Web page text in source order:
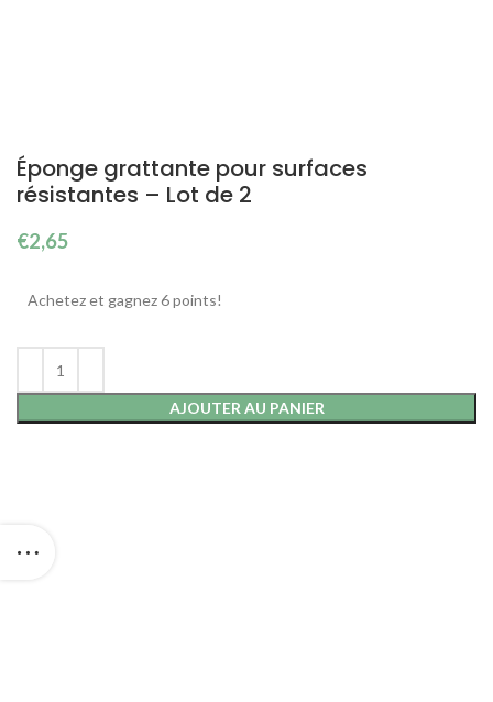
Éponge grattante pour surfaces
résistantes – Lot de 2
€2,65
Achetez et gagnez 6 points!
AJOUTER AU PANIER